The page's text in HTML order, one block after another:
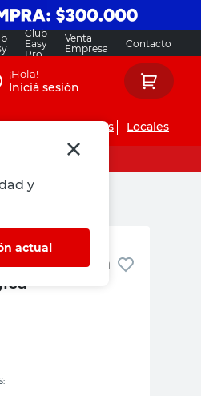
Club
Easy
Pro
Venta
Empresa
Contacto
y
actual
¡Hola!
Iniciá sesión
de instalaciones Locales
Mm